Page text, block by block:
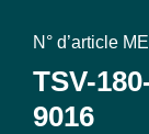
N° d’article
TSV-
9016